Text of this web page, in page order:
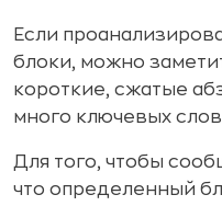
Если
блоки, можно
короткие, сжатые
много ключевых
Для того, чтобы
что определенный